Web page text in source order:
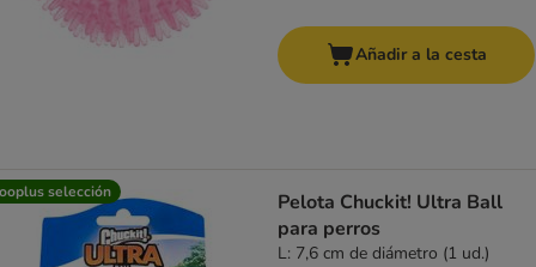
Añadir a la cesta
selección
Pelota Chuckit! Ultra Ball
para perros
L: 7,6 cm de diámetro (1 ud.)